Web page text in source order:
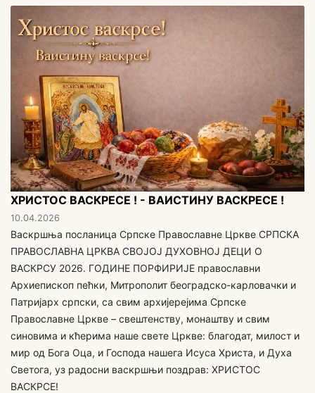
ХРИСТОС ВАСКРЕСЕ ! - ВАИСТИНУ ВАСКРЕСЕ !
10.04.2026
Васкршња посланица Српске Православне Цркве СРПСКА
ПРАВОСЛАВНА ЦРКВА СВОЈОЈ ДУХОВНОЈ ДЕЦИ O
ВАСКРСУ 2026. ГОДИНЕ ПОРФИРИЈЕ православни
Архиепископ пећки, Митрополит београдско-карловачки и
Патријарх српски, са свим aрхијерејима Српске
Православне Цркве – свештенству, монаштву и свим
синовима и кћерима наше свете Цркве: благодат, милост и
мир од Бога Оца, и Господа нашега Исуса Христа, и Духа
Светога, уз радосни васкршњи поздрав: ХРИСТОС
ВАСКРСЕ!